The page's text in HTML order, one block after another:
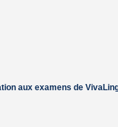
aux examens de